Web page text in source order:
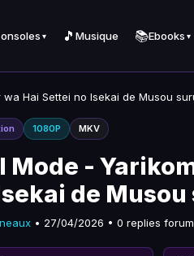
▾ 🎵 Musique 📚Ebooks ▾
Hai Settei no Isekai de Musou
1080P MKV
Mode -
de
• 27/04/2026 • 0 replies forum